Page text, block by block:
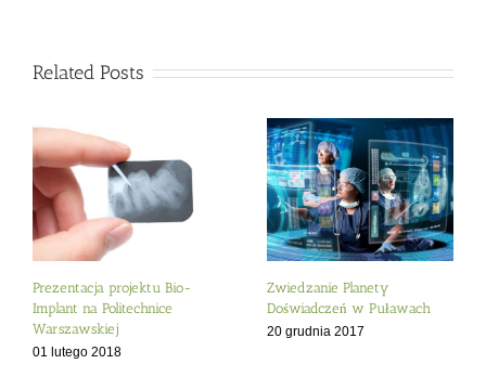
Related Posts
Prezentacja projektu Bio-
Implant na Politechnice
Warszawskiej
01 lutego 2018
Zwiedzanie Planety
Doświadczeń w Puławach
20 grudnia 2017